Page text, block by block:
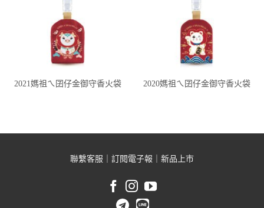
2021媽祖ㄟ囝仔金御守香火袋 2020媽祖ㄟ囝仔金御守香火袋
聯繫客服 訂閱電子報 新品上市